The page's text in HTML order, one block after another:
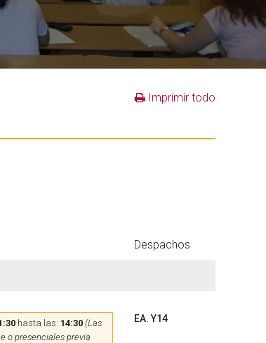
Imprimir todo
Despachos
hasta las: 14:30 (Las
o presenciales previa
EA. Y14